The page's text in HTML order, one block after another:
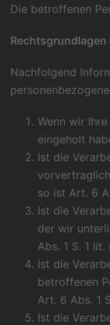
Die betroffenen
Nachfolgend
Wenn wir
eingeholt
Ist die
so ist Art. 6
Ist die
der wir
Abs. 1 S. 1
Ist die
betroffenen
Art. 6 Abs. 1
Ist die